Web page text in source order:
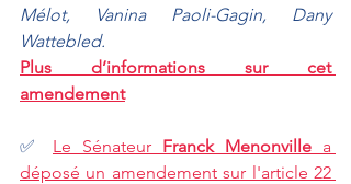
Mélot, Vanina Paoli-Gagin, Dany
Wattebled.
Plus d’informations sur cet
amendement
✅ Le Sénateur Franck Menonville a
déposé un amendement sur l'article 22